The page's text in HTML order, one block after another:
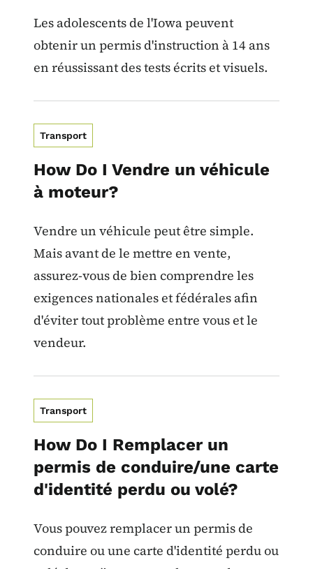
Les adolescents de l'Iowa peuvent
obtenir un permis d'instruction à 14 ans
en réussissant des tests écrits et visuels.
Transport
How Do I Vendre un véhicule
à moteur?
Vendre un véhicule peut être simple.
Mais avant de le mettre en vente,
assurez-vous de bien comprendre les
exigences nationales et fédérales afin
d'éviter tout problème entre vous et le
vendeur.
Transport
How Do I Remplacer un
permis de conduire/une carte
d'identité perdu ou volé?
Vous pouvez remplacer un permis de
conduire ou une carte d'identité perdu ou